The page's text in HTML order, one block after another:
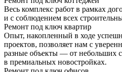
Весь комплекс работ в рамках
и с соблюдением всех
Ремонт под ключ квартир
Опыт, накопленный в ходе
проектов, позволяет нам с
разные объекты — от небольших
в премиальных новостройках.